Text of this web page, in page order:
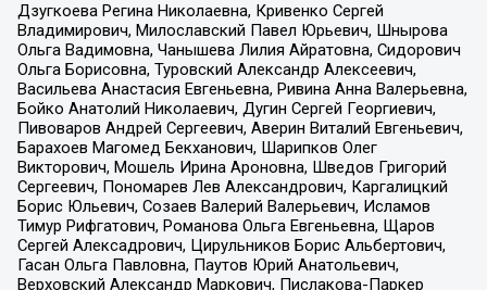
Дзугкоева Регина Николаевна, Кривенко Сергей
Владимирович, Милославский Павел Юрьевич, Шнырова
Ольга Вадимовна, Чанышева Лилия Айратовна, Сидорович
Ольга Борисовна, Туровский Александр Алексеевич,
Васильева Анастасия Евгеньевна, Ривина Анна Валерьевна,
Бойко Анатолий Николаевич, Дугин Сергей Георгиевич,
Пивоваров Андрей Сергеевич, Аверин Виталий Евгеньевич,
Барахоев Магомед Бекханович, Шарипков Олег
Викторович, Мошель Ирина Ароновна, Шведов Григорий
Сергеевич, Пономарев Лев Александрович, Каргалицкий
Борис Юльевич, Созаев Валерий Валерьевич, Исламов
Тимур Рифгатович, Романова Ольга Евгеньевна, Щаров
Сергей Алексадрович, Цирульников Борис Альбертович,
Гасан Ольга Павловна, Паутов Юрий Анатольевич,
Верховский Александр Маркович, Пислакова-Паркер